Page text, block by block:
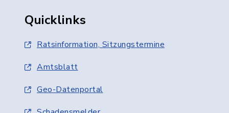
Quicklinks
Ratsinformation, Sitzungstermine
Amtsblatt
Geo-Datenportal